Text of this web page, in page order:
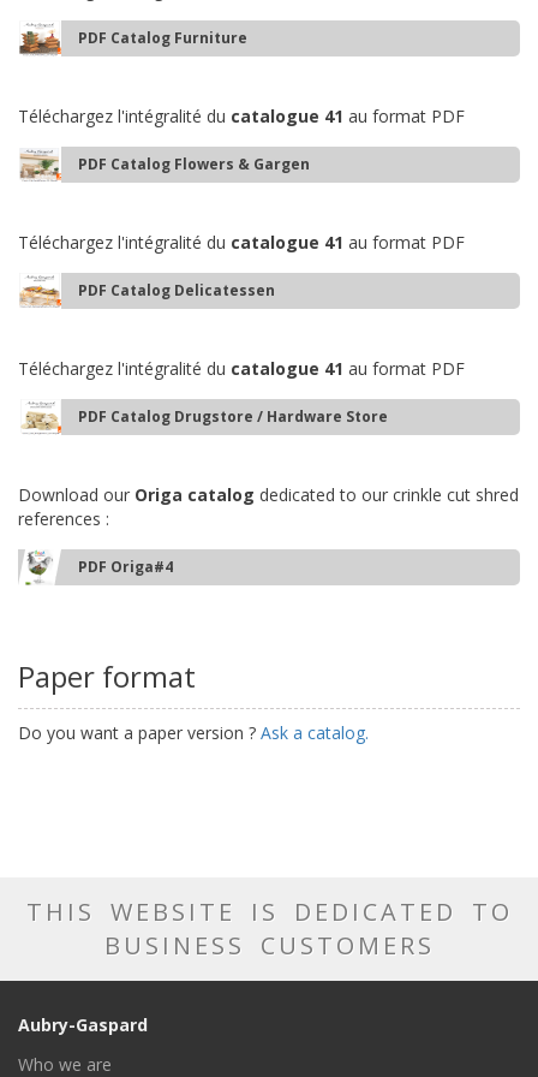
PDF Catalog Furniture
Téléchargez l'intégralité du catalogue 41 au format PDF
PDF Catalog Flowers & Gargen
Téléchargez l'intégralité du catalogue 41 au format PDF
PDF Catalog Delicatessen
Téléchargez l'intégralité du catalogue 41 au format PDF
PDF Catalog Drugstore / Hardware Store
Download our Origa catalog dedicated to our crinkle cut shred
references :
PDF Origa#4
Paper format
Do you want a paper version ? Ask a catalog.
THIS WEBSITE IS DEDICATED TO
BUSINESS CUSTOMERS
Aubry-Gaspard
Who we are